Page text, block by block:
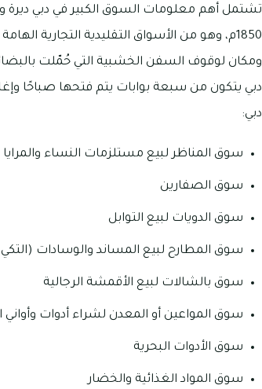
تشتمل أهم معلومات السوق الكبير في دبي ديرة
1850م، وهو من الأسواق التقليدية التجارية
ومكان لوقوف السفن الخشبية التي حُمّلت
دبي يتكون من سبعة بوابات يتم فتحها صباحًا
دبي:
سوق المناظر لبيع مستلزمات النساء والمرايا
سوق الصفارين
سوق الدويات لبيع التوابل
سوق المطارح لبيع المساند والوسادات
سوق بالشالات لبيع الأقمشة الرجالية
سوق المواعين أو المعدن لشراء أدوات وأواني
سوق الأدوات البحرية
سوق المواد الغذائية والخضار